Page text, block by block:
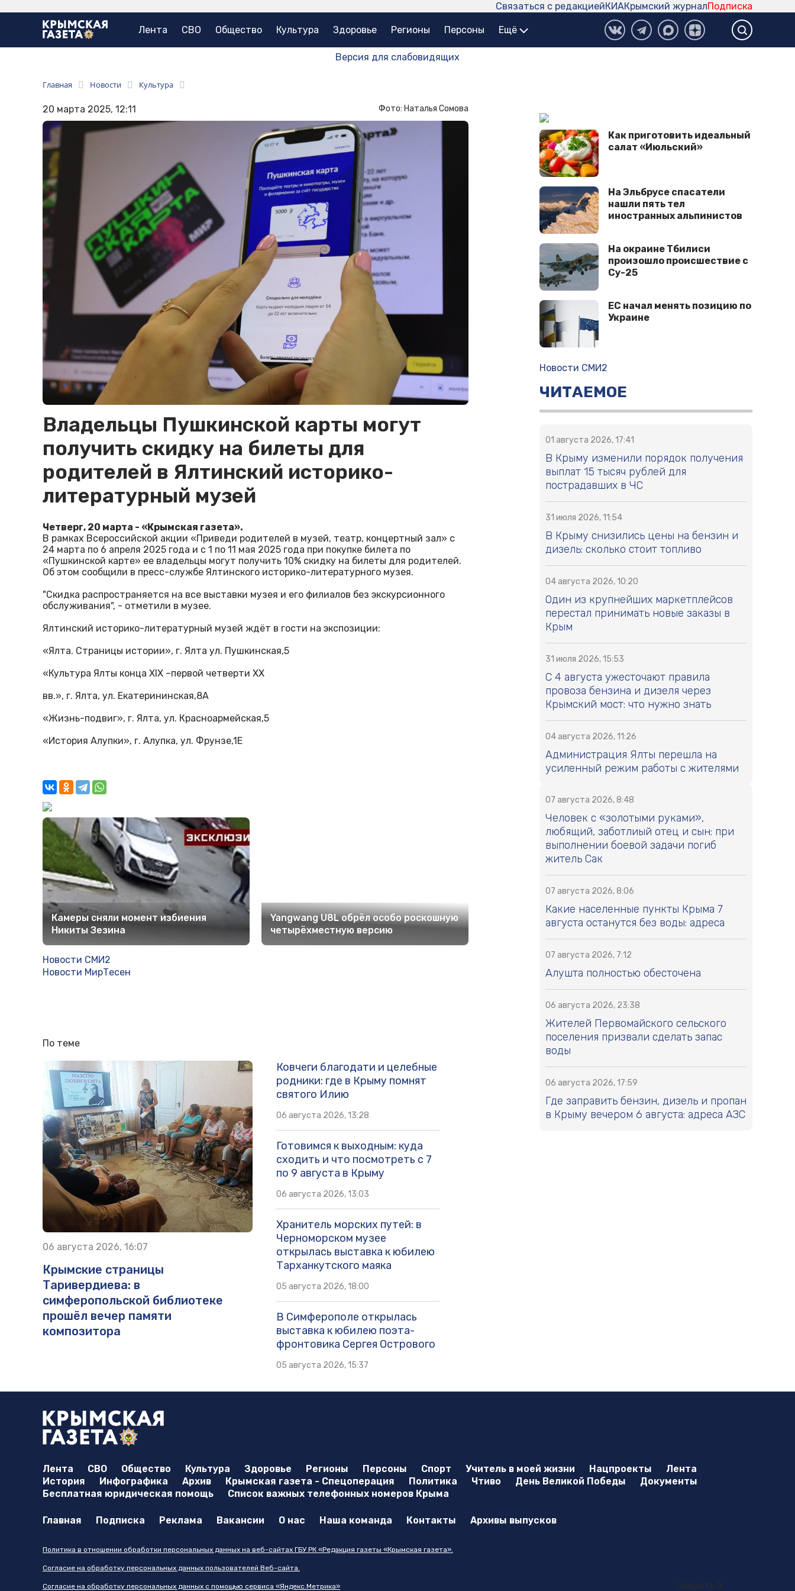
Подписка
Крымский журнал
КИА
Связаться с редакцией
Лента СВО Общество Культура Здоровье Регионы Персоны Ещё
Версия для слабовидящих
Главная Новости Культура
20 марта 2025, 12:11 Фото: Наталья Сомова
Владельцы Пушкинской карты могут
получить скидку на билеты для
родителей в Ялтинский историко-
литературный музей
Четверг, 20 марта - «Крымская газета».
В рамках Всероссийской акции «Приведи родителей в музей, театр, концертный зал» с
24 марта по 6 апреля 2025 года и с 1 по 11 мая 2025 года при покупке билета по
«Пушкинской карте» ее владельцы могут получить 10% скидку на билеты для родителей.
Об этом сообщили в пресс-службе Ялтинского историко-литературного музея.
"Скидка распространяется на все выставки музея и его филиалов без экскурсионного
обслуживания", - отметили в музее.
Ялтинский историко-литературный музей ждёт в гости на экспозиции:
«Ялта. Страницы истории», г. Ялта ул. Пушкинская,5
«Культура Ялты конца XIX –первой четверти XX
вв.», г. Ялта, ул. Екатерининская,8А
«Жизнь-подвиг», г. Ялта, ул. Красноармейская,5
«История Алупки», г. Алупка, ул. Фрунзе,1Е
Камеры сняли момент избиения
Никиты Зезина
Yangwang U8L обрёл особо роскошную
четырёхместную версию
Новости СМИ2
Новости МирТесен
По теме
06 августа 2026, 16:07
Крымские страницы
Таривердиева: в
симферопольской библиотеке
прошёл вечер памяти
композитора
Ковчеги благодати и целебные
родники: где в Крыму помнят
святого Илию
06 августа 2026, 13:28
Готовимся к выходным: куда
сходить и что посмотреть с 7
по 9 августа в Крыму
06 августа 2026, 13:03
Хранитель морских путей: в
Черноморском музее
открылась выставка к юбилею
Тарханкутского маяка
05 августа 2026, 18:00
В Симферополе открылась
выставка к юбилею поэта-
фронтовика Сергея Острового
05 августа 2026, 15:37
Как приготовить идеальный
салат «Июльский»
На Эльбрусе спасатели
нашли пять тел
иностранных альпинистов
На окраине Тбилиси
произошло происшествие с
Су-25
ЕС начал менять позицию по
Украине
Новости СМИ2
ЧИТАЕМОЕ
01 августа 2026, 17:41
В Крыму изменили порядок получения
выплат 15 тысяч рублей для
пострадавших в ЧС
31 июля 2026, 11:54
В Крыму снизились цены на бензин и
дизель: сколько стоит топливо
04 августа 2026, 10:20
Один из крупнейших маркетплейсов
перестал принимать новые заказы в
Крым
31 июля 2026, 15:53
С 4 августа ужесточают правила
провоза бензина и дизеля через
Крымский мост: что нужно знать
04 августа 2026, 11:26
Администрация Ялты перешла на
усиленный режим работы с жителями
07 августа 2026, 8:48
Человек с «золотыми руками»,
любящий, заботлиый отец и сын: при
выполнении боевой задачи погиб
житель Сак
07 августа 2026, 8:06
Какие населенные пункты Крыма 7
августа останутся без воды: адреса
07 августа 2026, 7:12
Алушта полностью обесточена
06 августа 2026, 23:38
Жителей Первомайского сельского
поселения призвали сделать запас
воды
06 августа 2026, 17:59
Где заправить бензин, дизель и пропан
в Крыму вечером 6 августа: адреса АЗС
Закрыть X
Лента СВО Общество Культура Здоровье Регионы Персоны Спорт Учитель в моей жизни Нацпроекты
Лента
История
Инфографика Архив Крымская газета - Спецоперация Политика Чтиво День Великой Победы
Документы
Бесплатная юридическая помощь
Список важных телефонных номеров Крыма
Главная Подписка Реклама Вакансии О нас Наша команда Контакты Архивы выпусков
Политика в отношении обработки персональных данных на веб-сайтах ГБУ РК «Редакция газеты «Крымская газета».
Согласие на обработку персональных данных пользователей Веб-сайта.
Согласие на обработку персональных данных с помощью сервиса «Яндекс.Метрика»